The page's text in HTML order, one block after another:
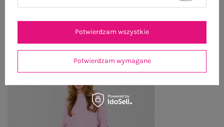
OSTATNIO OGLĄDANE
Potwierdzam wymagane
Potwierdzam wszystkie